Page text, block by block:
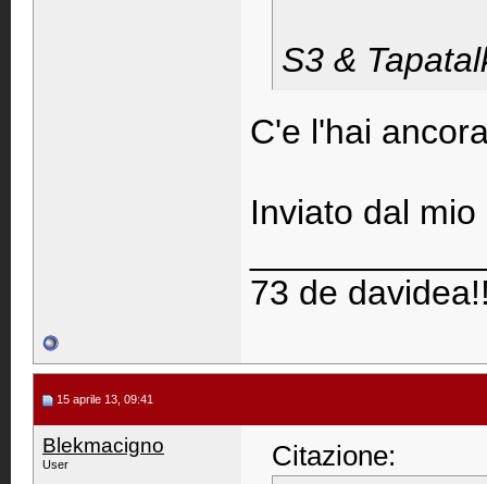
S3 &
C'e l'hai
Inviato dal
73 de
15 aprile 13, 09:41
Blekmacigno
User Citazione: